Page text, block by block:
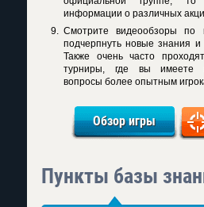
информации о различных
Смотрите видеообзоры по
подчерпнуть новые знания и
Также очень часто
турниры, где вы имеете
вопросы более опытным
Обзор игры
Пункты базы